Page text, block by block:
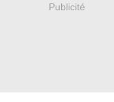
Publicité